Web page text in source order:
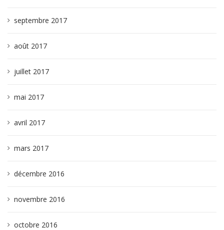
septembre 2017
août 2017
juillet 2017
mai 2017
avril 2017
mars 2017
décembre 2016
novembre 2016
octobre 2016